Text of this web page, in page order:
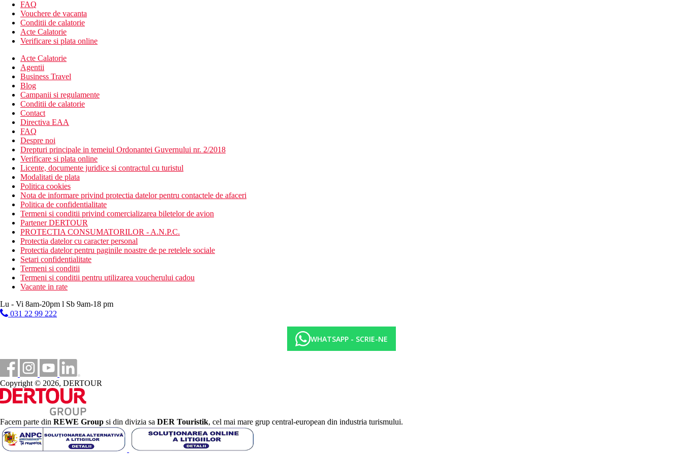
Descrierea hotelului
Hotelul dispune de:
hol de intrare cu receptie
restaurant
4 piscine termale (sezlonguri si umbrele gratuite)
Wi-Fi gratuit langa piscina si in zonele comune
mini market
Descrierea plajei
plaja cu nisip
umbrele de soare si sezlonguri (contra cost)
Activitati sportive gratuite
fitness
Activitati sportive contra cost
Spa
masaj
Masa
Demipensiune: mic dejun tip bufet si cina selectionata din meniu
Pensiune completa: mic dejun tip bufet, pranz si cina selectie din meniu
Categoria oficiala
4 stele
Distanţe
700 m
100 m
50 km
Distanta de cel mai apropiat aeroport
Plaja
Sezlonguri pe plaja contra cost
Umbrele pe plaja contra cost
Vacanta la plaja
FAQ
Vouchere de vacanta
Conditii de calatorie
Acte Calatorie
Verificare si plata online
Acte Calatorie
Agentii
Business Travel
Blog
Campanii si regulamente
Conditii de calatorie
Contact
Directiva EAA
FAQ
Despre noi
Drepturi principale in temeiul Ordonantei Guvernului nr. 2/2018
Verificare si plata online
Licente, documente juridice si contractul cu turistul
Modalitati de plata
Politica cookies
Nota de informare privind protectia datelor pentru contactele de afaceri
Politica de confidentialitate
Termeni si conditii privind comercializarea biletelor de avion
Partener DERTOUR
PROTECTIA CONSUMATORILOR - A.N.P.C.
Protectia datelor cu caracter personal
Protectia datelor pentru paginile noastre de pe retelele sociale
Setari confidentialitate
Termeni si conditii
Termeni si conditii pentru utilizarea voucherului cadou
Vacante in rate
Lu - Vi 8am-20pm l Sb 9am-18 pm
031 22 99 222
WHATSAPP - SCRIE-NE
Copyright © 2026, DERTOUR
Facem parte din REWE Group si din divizia sa DER Touristik, cel mai mare grup central-european din industria turismului.